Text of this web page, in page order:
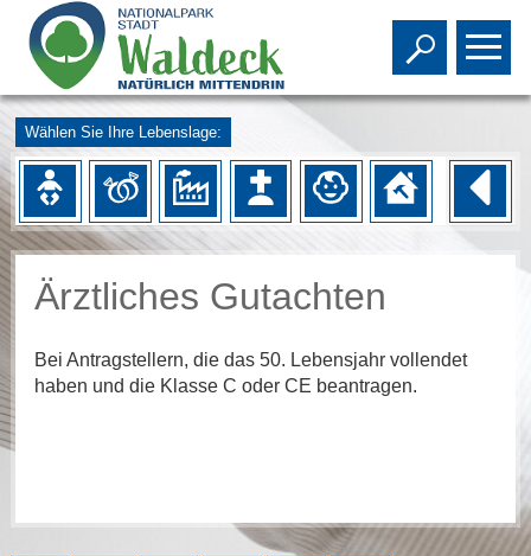
Toggle
Wählen Sie Ihre Lebenslage:
Ärztliches Gutachten
Bei Antragstellern, die das 50. Lebensjahr vollendet
haben und die Klasse C oder CE beantragen.